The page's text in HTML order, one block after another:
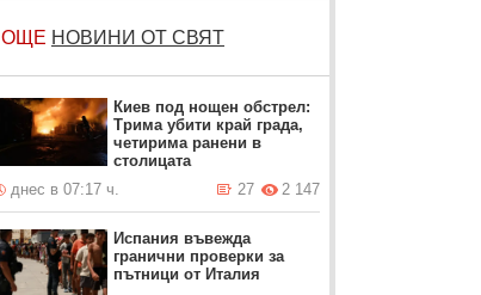
ОЩЕ НОВИНИ ОТ СВЯТ
Киев под нощен обстрел:
Трима убити край града,
четирима ранени в
столицата
днес в 07:17 ч.
2 147
27
Испания въвежда
гранични проверки за
пътници от Италия